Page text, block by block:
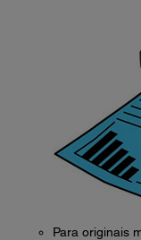
Para originais